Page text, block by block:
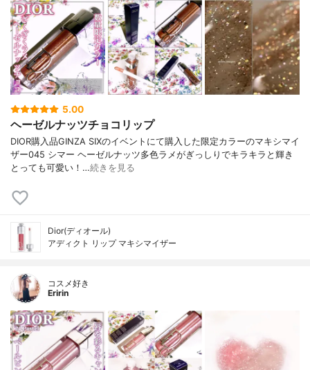
5.00
ヘーゼルナッツチョコリップ
DIOR購入品GINZA SIXのイベントにて購入した限定カラーのマキシマイ
ザー045 シマー ヘーゼルナッツ多色ラメがぎっしりでキラキラと輝き
とっても可愛い！…続きを見る
Dior(ディオール)
アディクト リップ マキシマイザー
コスメ好き
Eririn